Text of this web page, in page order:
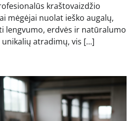
kraštovaizdžio
mėgėjai nuolat ieško augalų,
lengvumo, erdvės ir natūralumo
atradimų, vis […]